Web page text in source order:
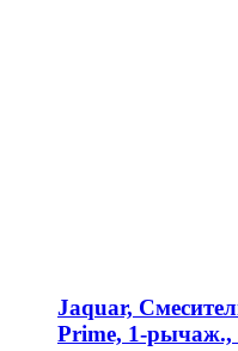
Jaquar,
Prime, 1-рычаж.,